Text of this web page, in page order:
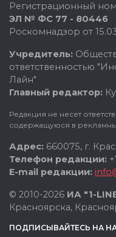
Регистрационный
ЭЛ № ФС 77 - 80446
Роскомнадзор от
Учредитель:
ответственностью
Лайн"
Главный редактор:
Редакция не несет
содержащуюся в
Адрес: 660075, г.
Телефон редакции:
E-mail редакции:
© 2010-2026 ИА "1-
Красноярска,
ПОДПИСЫВАЙТЕСЬ НА